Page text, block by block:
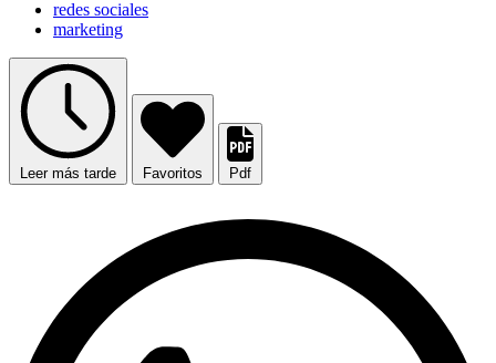
redes sociales
marketing
Leer más tarde Favoritos Pdf